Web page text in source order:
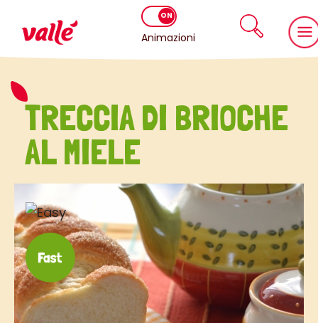
Animazioni
TRECCIA DI BRIOCHE
AL MIELE